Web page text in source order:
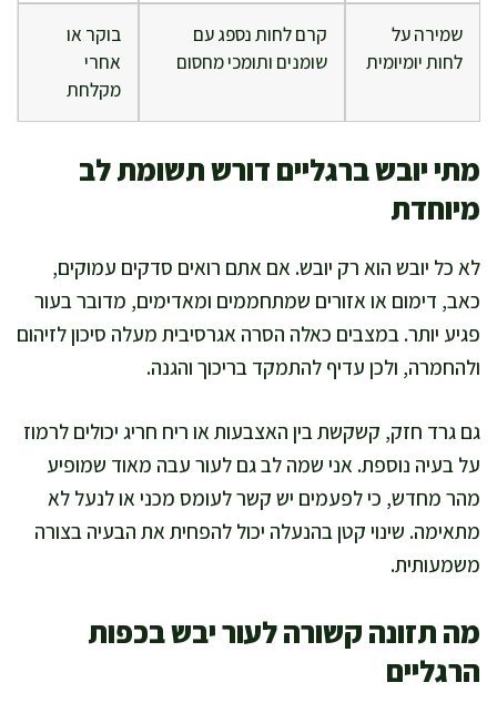
שמירה על
לחות יומיומית
קרם לחות נספג עם
שומנים ותומכי מחסום
בוקר או
אחרי
מקלחת
מתי יובש ברגליים דורש תשומת לב
מיוחדת
לא כל יובש הוא רק יובש. אם אתם רואים סדקים עמוקים,
כאב, דימום או אזורים שמתחממים ומאדימים, מדובר בעור
פגיע יותר. במצבים כאלה הסרה אגרסיבית מעלה סיכון לזיהום
ולהחמרה, ולכן עדיף להתמקד בריכוך והגנה.
גם גרד חזק, קשקשת בין האצבעות או ריח חריג יכולים לרמוז
על בעיה נוספת. אני שמה לב גם לעור עבה מאוד שמופיע
מהר מחדש, כי לפעמים יש קשר לעומס מכני או לנעל לא
מתאימה. שינוי קטן בהנעלה יכול להפחית את הבעיה בצורה
משמעותית.
מה תזונה קשורה לעור יבש בכפות
הרגליים